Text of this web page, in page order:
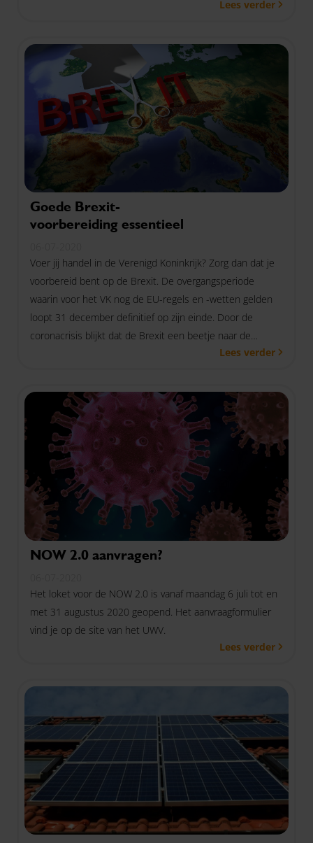
Lees verder
Goede Brexit-
voorbereiding essentieel
Voer jij handel in de Verenigd Koninkrijk? Zorg dan dat je
voorbereid bent op de Brexit. De overgangsperiode
waarin voor het VK nog de EU-regels en -wetten gelden
loopt 31 december definitief op zijn einde. Door de
coronacrisis blijkt dat de Brexit een beetje naar de
achtergrond is verdwenen bij bedrijven. Een goede
Lees verder
NOW 2.0 aanvragen?
Het loket voor de NOW 2.0 is vanaf maandag 6 juli tot en
met 31 augustus 2020 geopend. Het aanvraagformulier
vind je op de site van het UWV.
Lees verder